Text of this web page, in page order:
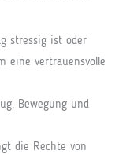
stressig ist oder
eine vertrauensvolle
Bewegung und
die Rechte von